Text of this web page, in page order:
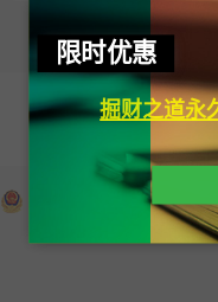
Copyright
琼公网安备
限时优惠
掘财之道永